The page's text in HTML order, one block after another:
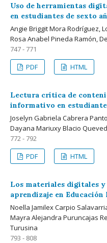
Uso de herramientas
en estudiantes de sexto
Angie Briggit Mora Rodríguez,
Rosa Anabel Pineda Ramón,
747 - 771
PDF
HTML
Lectura crítica de
informativo en
Joselyn Gabriela Cabrera
Dayana Mariuxy Blacio
772 - 792
PDF
HTML
Los materiales digitales
aprendizaje en Educación
Noella Jamilex Carpio
Mayra Alejandra Puruncajas
Turusina
793 - 808